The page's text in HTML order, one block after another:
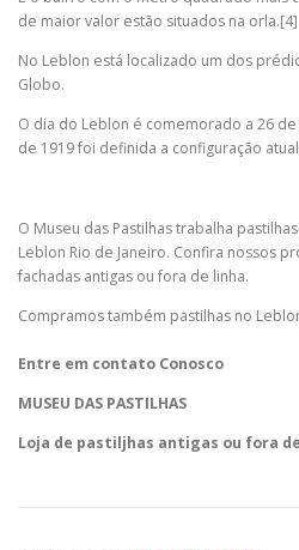
de maior valor estão situados na orla.[4]
No Leblon está localizado um dos
Globo.
O dia do Leblon é comemorado a 26
de 1919 foi definida a configuração
O Museu das Pastilhas trabalha
Leblon Rio de Janeiro. Confira nossos
fachadas antigas ou fora de linha.
Compramos também pastilhas no
Entre em contato Conosco
MUSEU DAS PASTILHAS
Loja de pastiljhas antigas ou fora